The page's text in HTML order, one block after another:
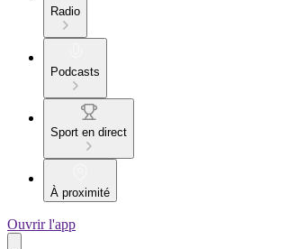
Radio
Podcasts
Sport en direct
À proximité
Ouvrir l'app